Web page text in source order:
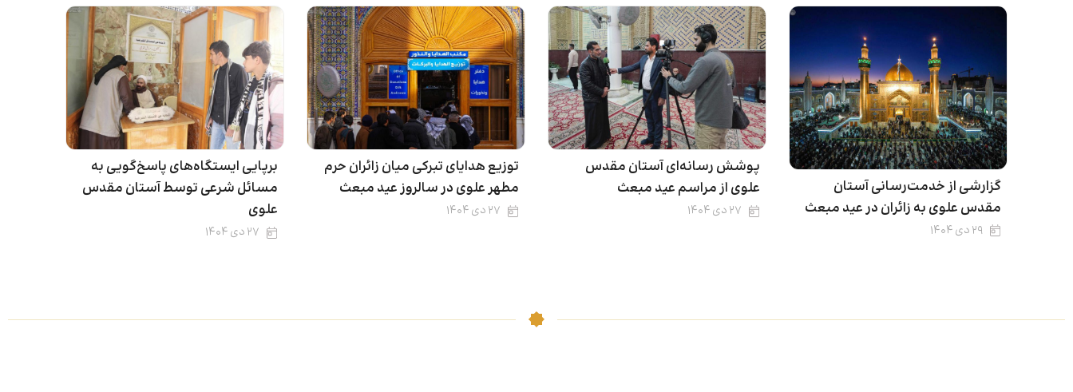
گزارشی از خدمت‌رسانی آستان
مقدس علوی به زائران در عید مبعث
۲۹ دی ۱۴۰۴
پوشش رسانه‌ای آستان مقدس
علوی از مراسم عید مبعث
۲۷ دی ۱۴۰۴
توزیع هدایای تبرکی میان زائران حرم
مطهر علوی در سالروز عید مبعث
۲۷ دی ۱۴۰۴
برپایی ایستگاه‌های پاسخ‌گویی به
مسائل شرعی توسط آستان مقدس
علوی
۲۷ دی ۱۴۰۴